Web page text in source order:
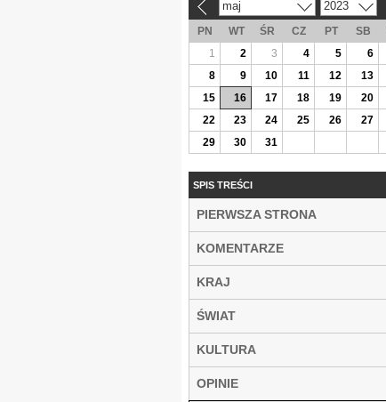
maj 2023
PN WT ŚR CZ PT SB
1
2 3 4 5 6
8
9 10 11 12 13
15
16 17 18 19 20
22
23 24 25 26 27
29
30 31
SPIS TREŚCI
PIERWSZA STRONA
KOMENTARZE
KRAJ
ŚWIAT
KULTURA
OPINIE